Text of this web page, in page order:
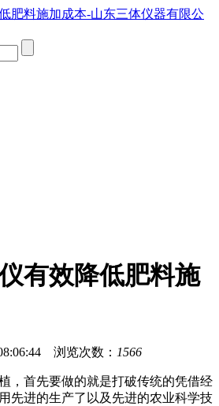
有效降低肥料施
浏览次数： 1566
首先要做的就是打破传统的凭借经
先进的生产了以及先进的农业科学技